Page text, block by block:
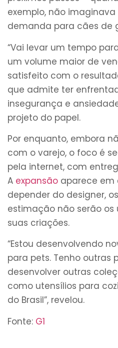
exemplo, não
demanda para cães de
“Vai levar um tempo
um volume maior de
satisfeito com o
que admite ter
insegurança e
projeto do papel.
Por enquanto, embora
com o varejo, o foco é
pela internet, com
A expansão aparece em
depender do designer,
estimação não serão os
suas criações.
“Estou desenvolvendo
para pets. Tenho outras
desenvolver outras
como utensílios para
do Brasil”, revelou.
Fonte: G1